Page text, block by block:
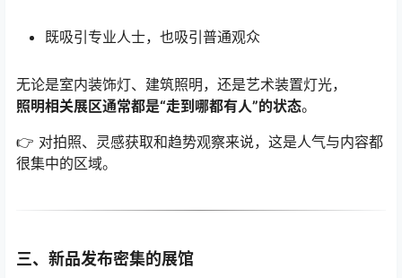
既吸引专业人士，也吸引普通观众
无论是室内装饰灯、建筑照明，还是艺术装置灯光，
照明相关展区通常都是“走到哪都有人”的状态。
👉 对拍照、灵感获取和趋势观察来说，这是人气与内容都
很集中的区域。
三、新品发布密集的展馆